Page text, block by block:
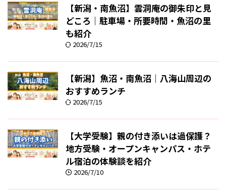
【新潟・南魚沼】雲洞庵の御朱印と見
どころ｜駐車場・所要時間・魚沼の里
も紹介
2026/7/15
【新潟】魚沼・南魚沼｜八海山周辺の
おすすめランチ
2026/7/15
【大学受験】親の付き添いは過保護？
地方受験・オープンキャンパス・ホテ
ル宿泊の体験談を紹介
2026/7/10